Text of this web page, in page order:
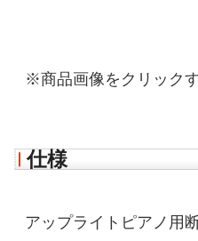
※商品画像をクリック
仕様
アップライトピアノ用